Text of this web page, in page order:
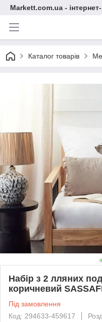
Markett.com.ua -
Каталог товарів
Набір з 2 лляних
коричневий
Під замовлення
Код: 294633-459617